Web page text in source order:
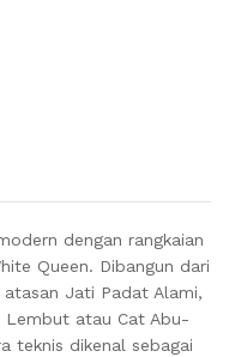
dengan rangkaian
Queen. Dibangun dari
Jati Padat Alami,
Lembut atau Cat Abu-
teknis dikenal sebagai